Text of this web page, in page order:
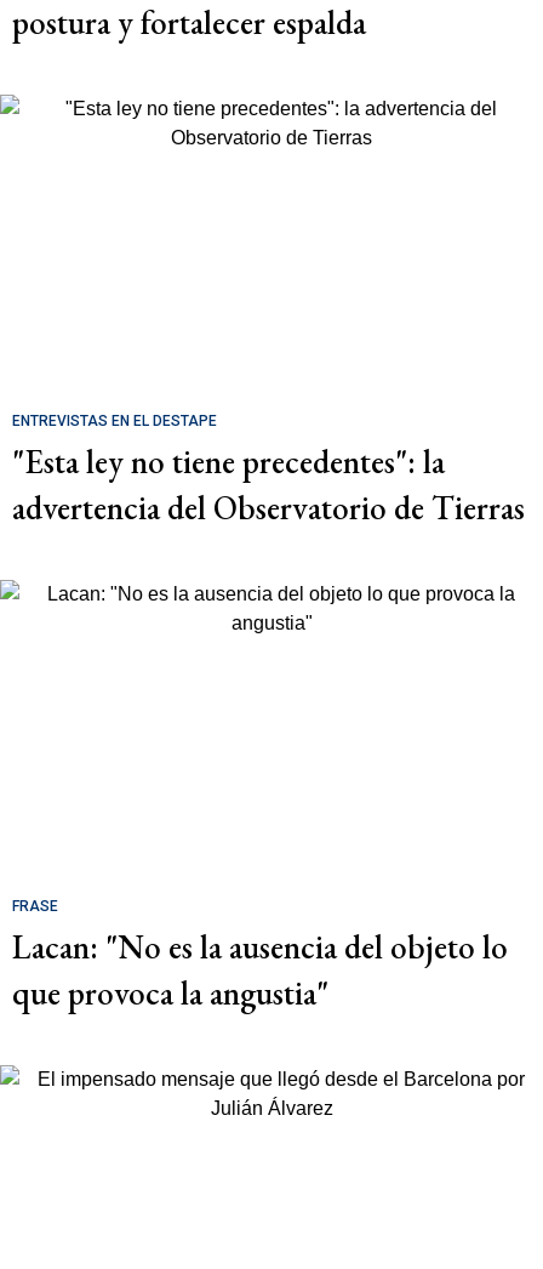
postura y fortalecer espalda
ENTREVISTAS EN EL DESTAPE
"Esta ley no tiene precedentes": la
advertencia del Observatorio de Tierras
FRASE
Lacan: "No es la ausencia del objeto lo
que provoca la angustia"